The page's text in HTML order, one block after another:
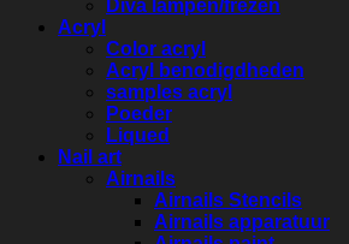
Diva lampen/frezen
Acryl
Color acryl
Acryl benodigdheden
samples acryl
Poeder
Liqued
Nail art
Airnails
Airnails Stencils
Airnails apparatuur